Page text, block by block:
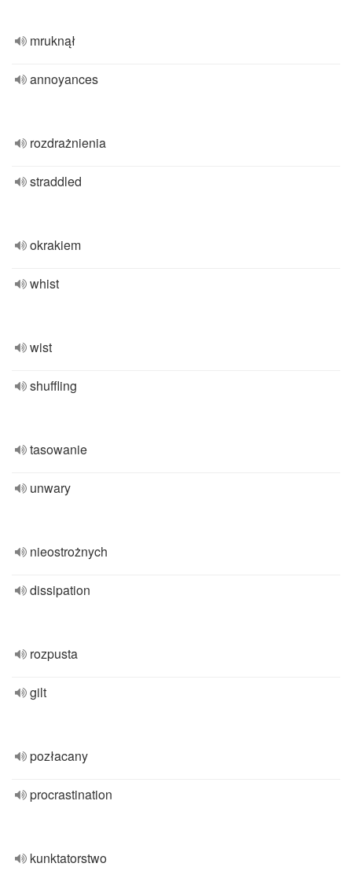
mruknął
annoyances
rozdrażnienia
straddled
okrakiem
whist
wist
shuffling
tasowanie
unwary
nieostrożnych
dissipation
rozpusta
gilt
pozłacany
procrastination
kunktatorstwo